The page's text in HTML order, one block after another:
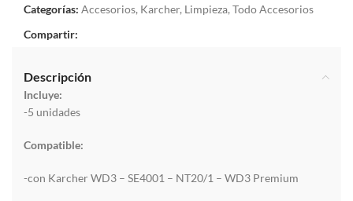
Categorías: Accesorios, Karcher, Limpieza, Todo Accesorios
Compartir:
Descripción
Incluye:
-5 unidades
Compatible:
-con Karcher WD3 – SE4001 – NT20/1 – WD3 Premium